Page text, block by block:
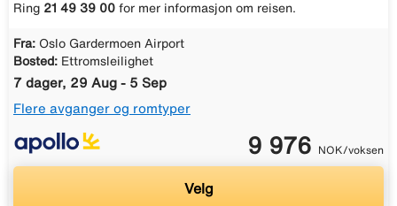
Ring 21 49 39 00 for mer informasjon om reisen.
Fra: Oslo Gardermoen Airport
Bosted: Ettromsleilighet
7 dager, 29 Aug - 5 Sep
Flere avganger og romtyper
9 976 NOK/voksen
Velg